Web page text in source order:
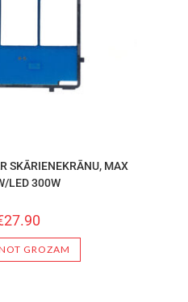
SKĀRIENEKRĀNU, MAX
LED 300W
27.90
GROZAM